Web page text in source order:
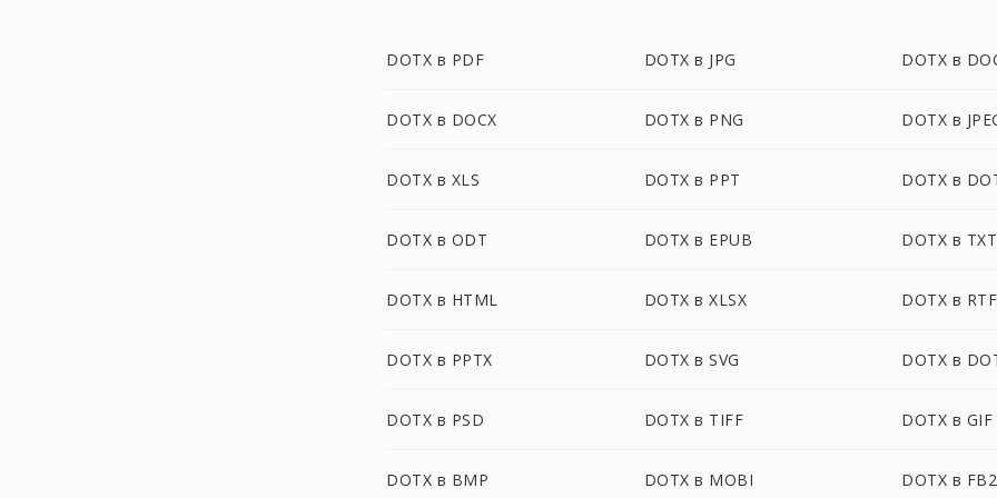
DOTX в PDF DOTX в JPG DOTX в
DOTX в DOCX DOTX в PNG DOTX в
DOTX в XLS DOTX в PPT DOTX в
DOTX в ODT DOTX в EPUB DOTX в TXT
DOTX в HTML DOTX в XLSX DOTX в RTF
DOTX в PPTX DOTX в SVG DOTX в
DOTX в PSD DOTX в TIFF DOTX в GIF
DOTX в BMP DOTX в MOBI DOTX в FB2